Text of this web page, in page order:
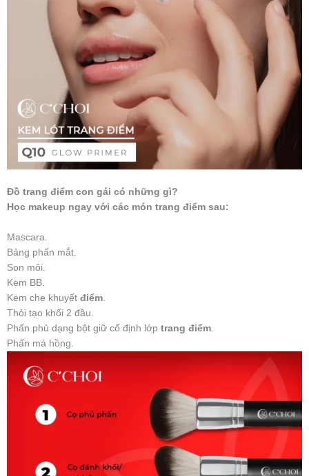
Đồ trang điểm con gái có những gì?
Học makeup ngay với các món trang điểm sau:
Mascara.
Bảng phấn mắt.
Son môi.
Kem BB.
Kem che khuyết điểm.
Thỏi tạo khối 2 đầu.
Phấn phủ dạng bột giữ cố định lớp trang điểm.
Phấn má hồng.